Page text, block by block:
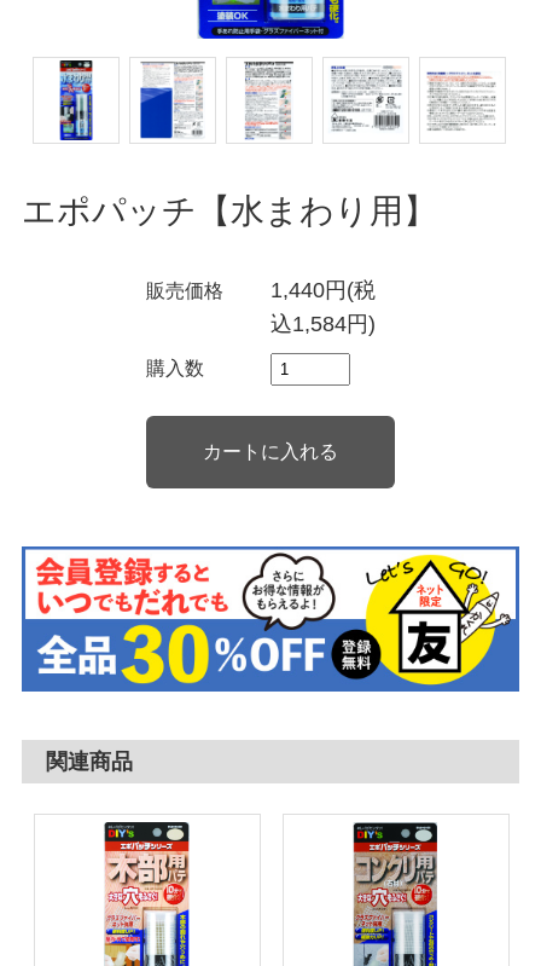
エポパッチ【水まわり用】
販売価格
1,440円(税
込1,584円)
購入数
関連商品